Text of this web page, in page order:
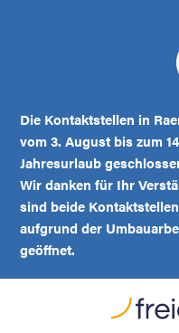
Die Kontaktstellen in
vom 3. August bis zum
Jahresurlaub
Wir danken für Ihr
sind beide
aufgrund der
geöffnet.